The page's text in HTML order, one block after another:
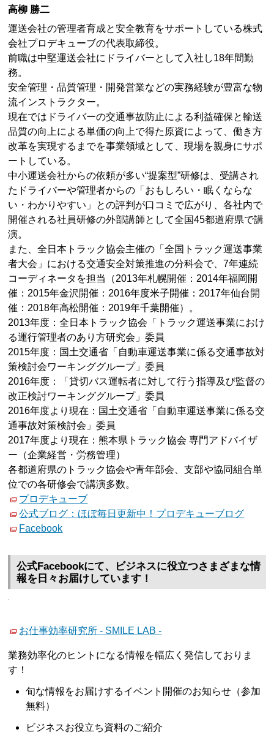
高柳 勝二
運送会社の管理者育成と安全教育をサポートしている株式
会社プロデキューブの代表取締役。
前職は中堅運送会社にドライバーとして入社し18年間勤
務。
安全管理・品質管理・開発営業などの実務経験が豊富な物
流インストラクター。
現在ではドライバーの交通事故防止による利益確保と輸送
品質の向上による単価の向上で得た原資によって、働き方
改革を実現するまでを事業領域として、現場を親身にサポ
ートしている。
中小運送会社からの依頼が多い“提案型”研修は、受講され
たドライバーや管理者からの「おもしろい・眠くならな
い・わかりやすい」との評判が口コミで広がり、各社内で
開催される社員研修の外部講師として全国45都道府県で講
演。
また、全日本トラック協会主催の「全国トラック運送事業
者大会」における交通安全対策推進の分科会で、7年連続
コーディネータを担当（2013年札幌開催：2014年福岡開
催：2015年金沢開催：2016年度米子開催：2017年仙台開
催：2018年高松開催：2019年千葉開催）。
2013年度：全日本トラック協会「トラック運送事業におけ
る運行管理者のあり方研究会」委員
2015年度：国土交通省「自動車運送事業に係る交通事故対
策検討会ワーキンググループ」委員
2016年度：「貸切バス運転者に対して行う指導及び監督の
改正検討ワーキンググループ」委員
2016年度より現在：国土交通省「自動車運送事業に係る交
通事故対策検討会」委員
2017年度より現在：熊本県トラック協会 専門アドバイザ
ー（企業経営・労務管理）
各都道府県のトラック協会や青年部会、支部や協同組合単
位での各研修会で講演多数。
プロデキューブ
公式ブログ：ほぼ毎日更新中！プロデキューブログ
Facebook
公式Facebookにて、ビジネスに役立つさまざまな情
報を日々お届けしています！
お仕事効率研究所 - SMILE LAB -
業務効率化のヒントになる情報を幅広く発信しておりま
す！
旬な情報をお届けするイベント開催のお知らせ（参加
無料）
ビジネスお役立ち資料のご紹介